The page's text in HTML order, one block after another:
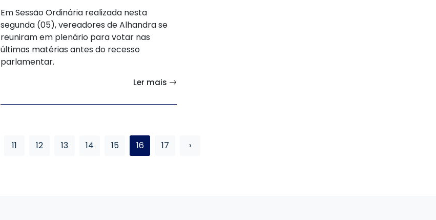
Em Sessão Ordinária realizada nesta
segunda (05), vereadores de Alhandra se
reuniram em plenário para votar nas
últimas matérias antes do recesso
parlamentar.
Ler mais
11 12 13 14 15 16 17 ›